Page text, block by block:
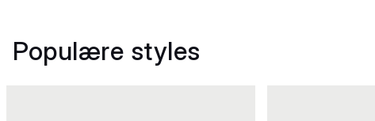
Populære styles